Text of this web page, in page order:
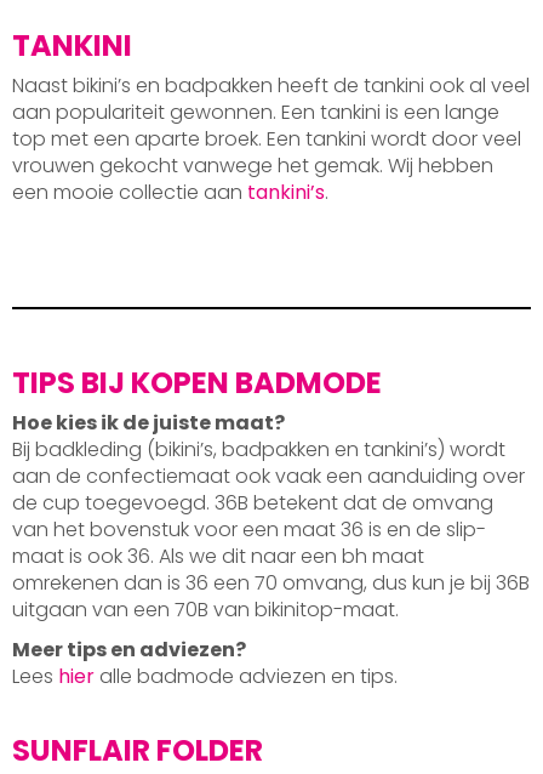
TANKINI
Naast bikini’s en badpakken heeft de tankini ook al veel
aan populariteit gewonnen. Een tankini is een lange
top met een aparte broek. Een tankini wordt door veel
vrouwen gekocht vanwege het gemak. Wij hebben
een mooie collectie aan tankini’s.
TIPS BIJ KOPEN BADMODE
Hoe kies ik de juiste maat?
Bij badkleding (bikini’s, badpakken en tankini’s) wordt
aan de confectiemaat ook vaak een aanduiding over
de cup toegevoegd. 36B betekent dat de omvang
van het bovenstuk voor een maat 36 is en de slip-
maat is ook 36. Als we dit naar een bh maat
omrekenen dan is 36 een 70 omvang, dus kun je bij 36B
uitgaan van een 70B van bikinitop-maat.
Meer tips en adviezen?
Lees hier alle badmode adviezen en tips.
SUNFLAIR FOLDER